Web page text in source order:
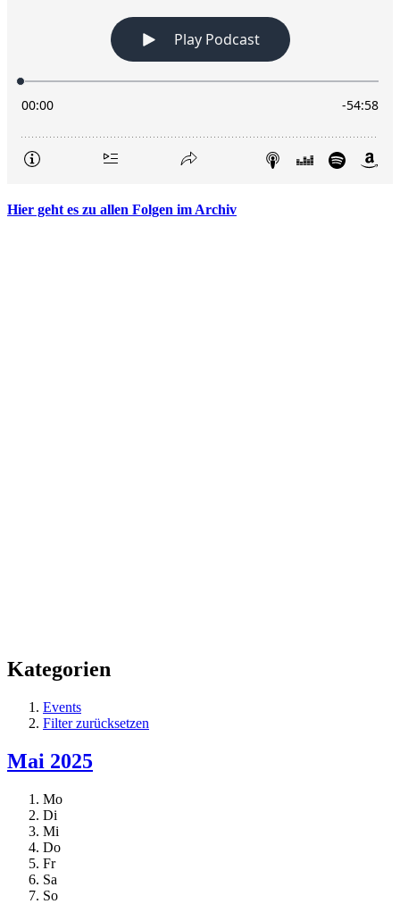
Hier geht es zu allen Folgen im Archiv
Kategorien
Events
Filter zurücksetzen
Mai 2025
Mo
Di
Mi
Do
Fr
Sa
So